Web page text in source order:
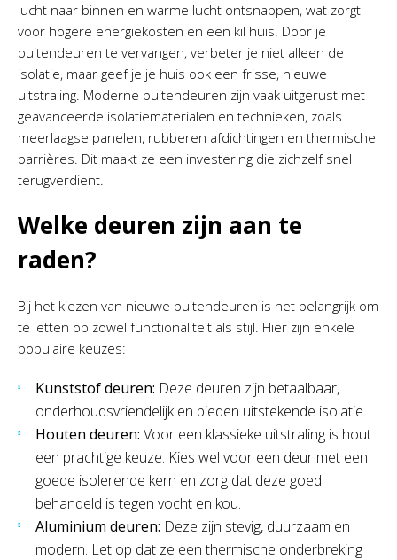
lucht naar binnen en warme lucht ontsnappen, wat zorgt
voor hogere energiekosten en een kil huis. Door je
buitendeuren te vervangen, verbeter je niet alleen de
isolatie, maar geef je je huis ook een frisse, nieuwe
uitstraling. Moderne buitendeuren zijn vaak uitgerust met
geavanceerde isolatiematerialen en technieken, zoals
meerlaagse panelen, rubberen afdichtingen en thermische
barrières. Dit maakt ze een investering die zichzelf snel
terugverdient.
Welke deuren zijn aan te
raden?
Bij het kiezen van nieuwe buitendeuren is het belangrijk om
te letten op zowel functionaliteit als stijl. Hier zijn enkele
populaire keuzes:
Kunststof deuren: Deze deuren zijn betaalbaar,
onderhoudsvriendelijk en bieden uitstekende isolatie.
Houten deuren: Voor een klassieke uitstraling is hout
een prachtige keuze. Kies wel voor een deur met een
goede isolerende kern en zorg dat deze goed
behandeld is tegen vocht en kou.
Aluminium deuren: Deze zijn stevig, duurzaam en
modern. Let op dat ze een thermische onderbreking